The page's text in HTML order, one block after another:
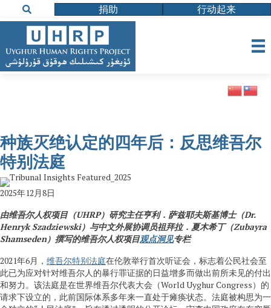
捐助 行动起来
种族灭绝认定的四年后：反思维吾尔
特别法庭
2025年12月8日
由维吾尔人权项目（UHRP）研究主任亨利．萨兹耶夫斯基博士（Dr.
Henryk Szadziewski）与中文外展协调员祖拜拉．夏木希丁（Zubayra
Shamseden）撰写的维吾尔人权项目观点洞见专栏
2021年6月， 维吾尔特别法庭在伦敦举行首次听证会，标志着公民社会至
此已为应对针对维吾尔人的暴行罪证据的日益增多而做出前所未见的付出
和努力。该法庭是在世界维吾尔代表大会（World Uyghur Congress）的
请求下设立的，此前国际体系多年来一直处于瘫痪状态。法庭被构思为一